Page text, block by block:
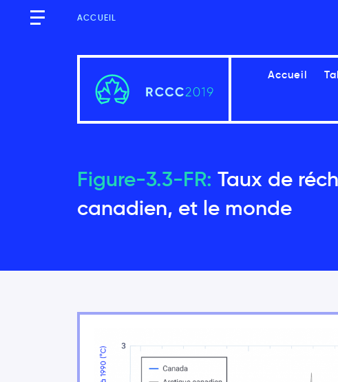
ACCUEIL
Accueil
Figure-3.3-FR: Taux de
canadien, et le monde
Sommaire
Contexte mondial
Changements dans les extrêmes
Évolution de la neige et de la glace